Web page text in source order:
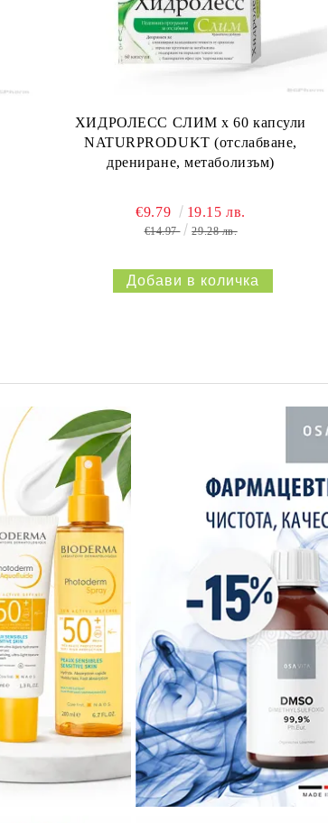
ХИДРОЛЕСС СЛИМ х 60 капсули
NATURPRODUKT (отслабване,
дрениране, метаболизъм)
€9.79 19.15 лв.
€14.97 29.28 лв.